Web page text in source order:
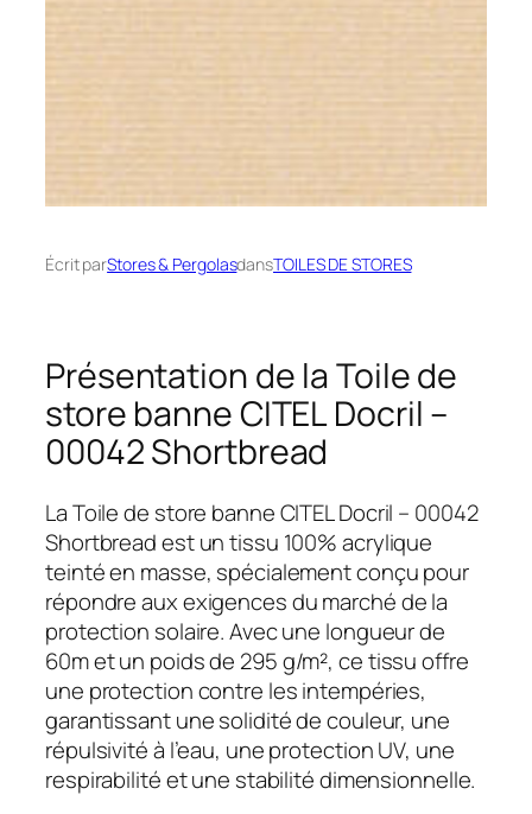
Écrit parStores & PergolasdansTOILES DE STORES
Présentation de la Toile de
store banne CITEL Docril –
00042 Shortbread
La Toile de store banne CITEL Docril – 00042
Shortbread est un tissu 100% acrylique
teinté en masse, spécialement conçu pour
répondre aux exigences du marché de la
protection solaire. Avec une longueur de
60m et un poids de 295 g/m², ce tissu offre
une protection contre les intempéries,
garantissant une solidité de couleur, une
répulsivité à l’eau, une protection UV, une
respirabilité et une stabilité dimensionnelle.